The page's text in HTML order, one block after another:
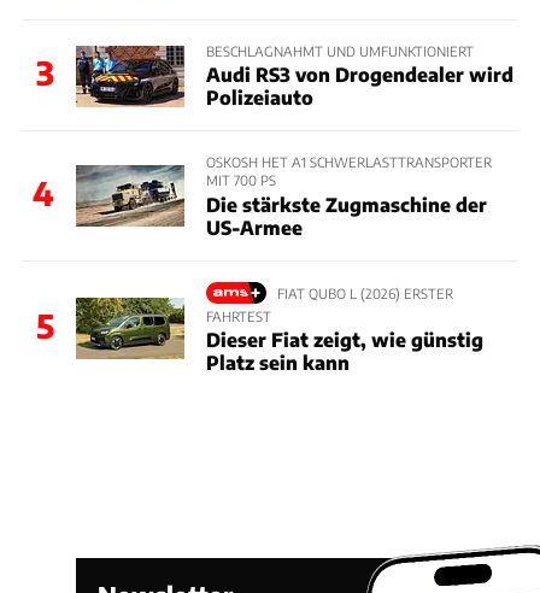
3
BESCHLAGNAHMT UND UMFUNKTIONIERT
Audi RS3 von Drogendealer wird
Polizeiauto
4
OSKOSH HET A1 SCHWERLASTTRANSPORTER
MIT 700 PS
Die stärkste Zugmaschine der
US-Armee
5
FIAT QUBO L (2026) ERSTER
FAHRTEST
Dieser Fiat zeigt, wie günstig
Platz sein kann